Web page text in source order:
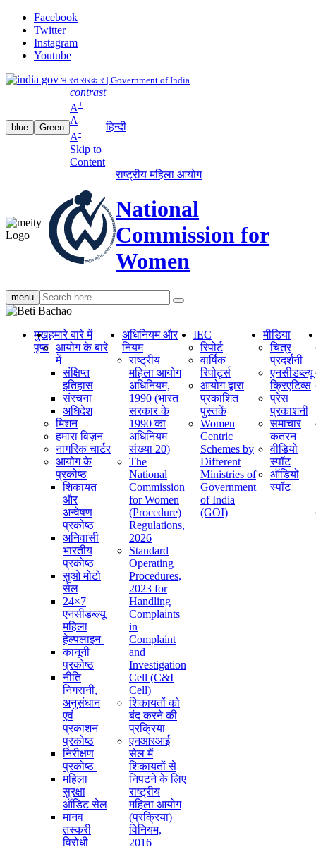
Facebook
Twitter
Instagram
Youtube
भारत सरकार | Government of India
blue Green
contrast
A+
A
A-
Skip to
Content
हिन्दी
राष्ट्रीय महिला आयोग
National
Commission for
Women
menu Search
search
मुख
पृष्ठ
हमारे बारे में
आयोग के बारे
में
संक्षिप्‍त
इतिहास
संरचना
अधिदेश
मिशन
हमारा विज़न
नागरिक चार्टर
आयोग के
प्रकोष्ठ
शिकायत
और
अन्वेषण
प्रकोष्ठ
अनिवासी
भारतीय
प्रकोष्ठ
सुओ मोटो
सेल
24×7
एनसीडब्ल्यू
महिला
हेल्पलाइन
कानूनी
प्रकोष्ठ
नीति
निगरानी, ​​
अनुसंधान
एवं
प्रकाशन
प्रकोष्ठ
निरीक्षण
प्रकोष्ठ
महिला
सुरक्षा
ऑडिट सेल
मानव
तस्करी
विरोधी
अधिनियम और
नियम
राष्ट्रीय
महिला आयोग
अधिनियम,
1990 (भारत
सरकार के
1990 का
अधिनियम
संख्या 20)
The
National
Commission
for Women
(Procedure)
Regulations,
2026
Standard
Operating
Procedures,
2023 for
Handling
Complaints
in
Complaint
and
Investigation
Cell (C&I
Cell)
शिकायतों को
बंद करने की
प्रक्रिया
एनआरआई
सेल में
शिकायतों से
निपटने के लिए
राष्ट्रीय
महिला आयोग
(प्रक्रिया)
विनियम,
2016
IEC
रिपोर्ट
वार्षिक
रिपोर्ट्स
आयोग द्वारा
प्रकाशित
पुस्तकें
Women
Centric
Schemes by
Different
Ministries of
Government
of India
(GOI)
मीडिया
चित्र
प्रदर्शनी
एनसीडब्ल्यू
क्रिएटिव्स
प्रेस
प्रकाशनी
समाचार
कतरन
वीडियो
स्पॉट
ऑडियो
स्पॉट